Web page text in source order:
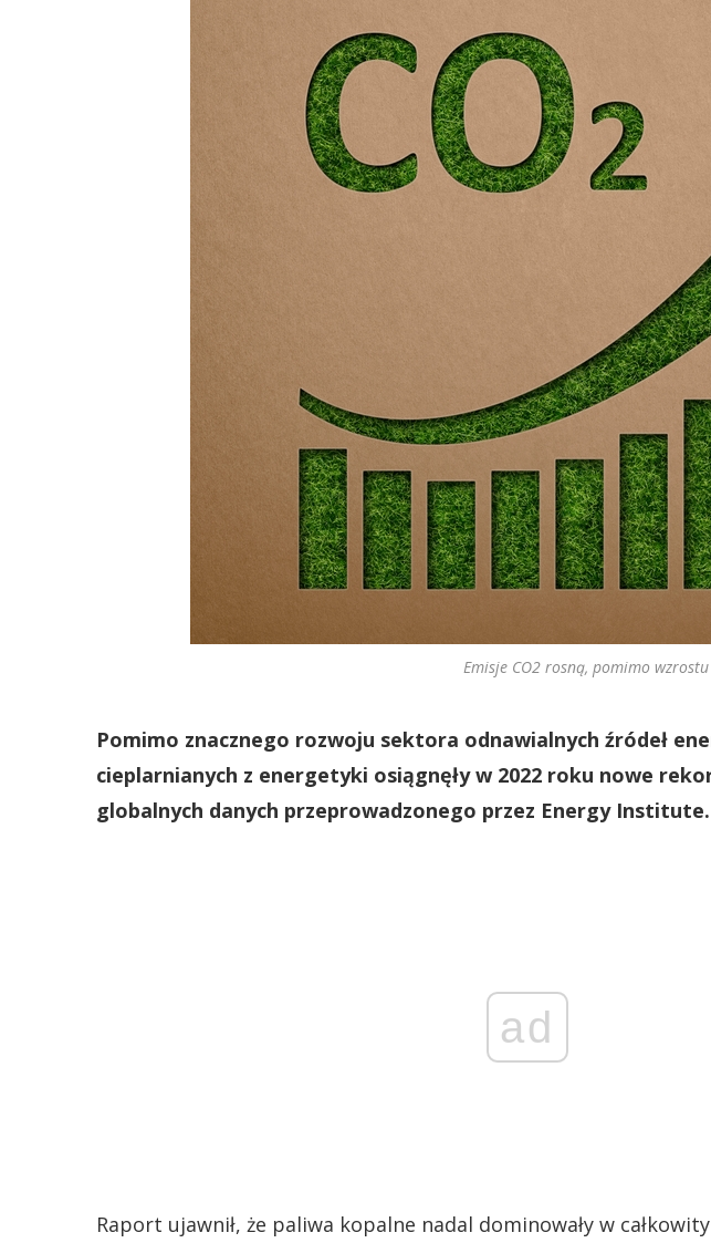
Emisje CO2 rosną, pomimo
Pomimo znacznego rozwoju sektora odnawialnych źródeł
cieplarnianych z energetyki osiągnęły w 2022 roku nowe
globalnych danych przeprowadzonego przez Energy Institute.
ad
Raport ujawnił, że paliwa kopalne nadal dominowały w